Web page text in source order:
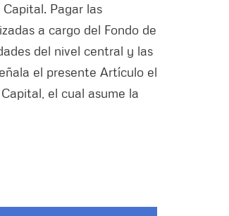
Pagar las
a cargo del Fondo de
del nivel central y las
el presente Artículo el
el cual asume la